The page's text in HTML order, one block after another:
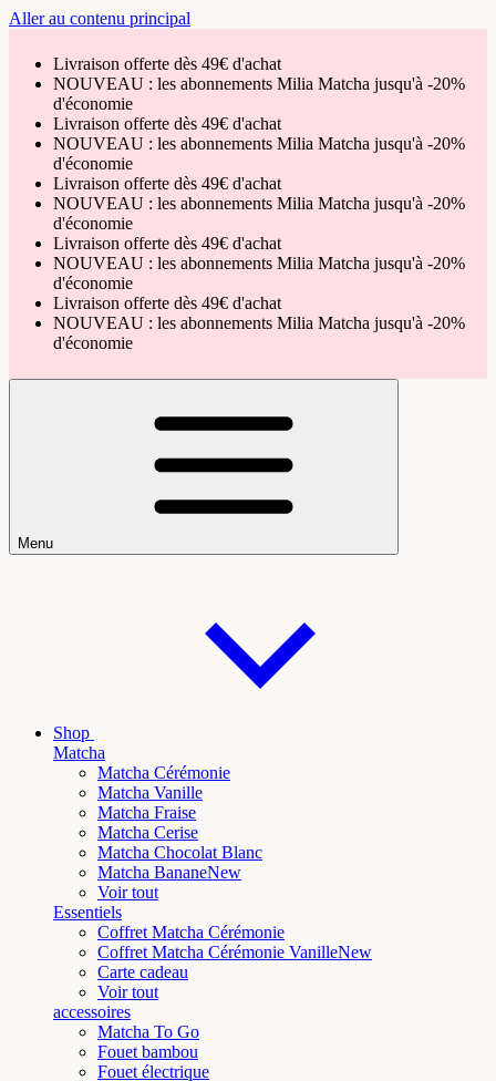
Aller au contenu principal
Livraison offerte dès 49€ d'achat
NOUVEAU : les abonnements Milia Matcha jusqu'à -20%
d'économie
Livraison offerte dès 49€ d'achat
NOUVEAU : les abonnements Milia Matcha jusqu'à -20%
d'économie
Livraison offerte dès 49€ d'achat
NOUVEAU : les abonnements Milia Matcha jusqu'à -20%
d'économie
Livraison offerte dès 49€ d'achat
NOUVEAU : les abonnements Milia Matcha jusqu'à -20%
d'économie
Livraison offerte dès 49€ d'achat
NOUVEAU : les abonnements Milia Matcha jusqu'à -20%
d'économie
Menu
Shop
Matcha
Matcha Cérémonie
Matcha Vanille
Matcha Fraise
Matcha Cerise
Matcha Chocolat Blanc
Matcha BananeNew
Voir tout
Essentiels
Coffret Matcha Cérémonie
Coffret Matcha Cérémonie VanilleNew
Carte cadeau
Voir tout
accessoires
Matcha To Go
Fouet bambou
Fouet électrique